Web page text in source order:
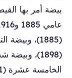
بيضة أمر بها